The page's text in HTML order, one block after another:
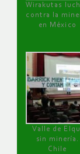
Wirakutas
contra la
en México
Valle de
sin minería.
Chile